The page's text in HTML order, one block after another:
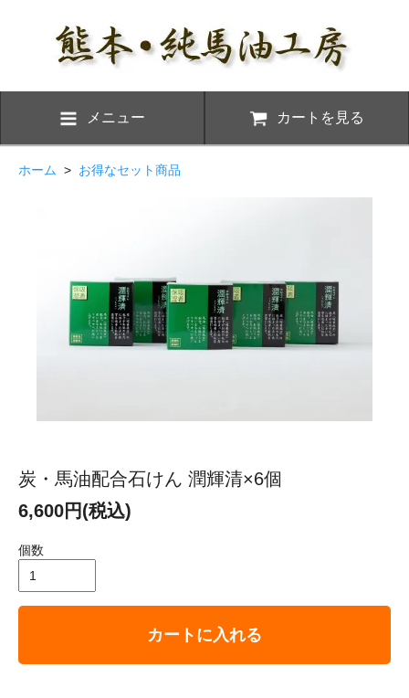
メニュー カートを見る
ホーム > お得なセット商品
炭・馬油配合石けん 潤輝清×6個
6,600円(税込)
個数
カートに入れる